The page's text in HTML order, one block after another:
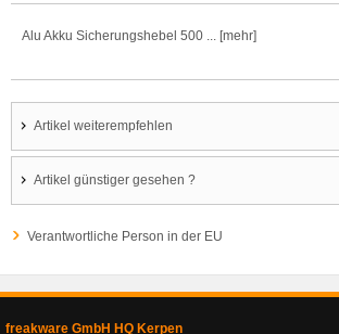
Alu Akku Sicherungshebel 500 ... [mehr]
Artikel weiterempfehlen
Artikel günstiger gesehen ?
Verantwortliche Person in der EU
freakware GmbH HQ Kerpen